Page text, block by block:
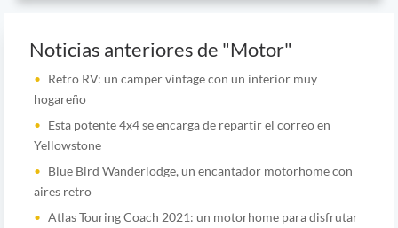
Noticias anteriores de "Motor"
Retro RV: un camper vintage con un interior muy
hogareño
Esta potente 4x4 se encarga de repartir el correo en
Yellowstone
Blue Bird Wanderlodge, un encantador motorhome con
aires retro
Atlas Touring Coach 2021: un motorhome para disfrutar